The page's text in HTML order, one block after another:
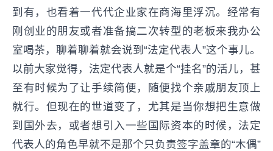
到有，也看着一代代企业家在商海里浮沉。经常有
刚创业的朋友或者准备搞二次转型的老板来我办公
室喝茶，聊着聊着就会说到“法定代表人”这个事儿。
以前大家觉得，法定代表人就是个“挂名”的活儿，甚
至有时候为了让手续简便，随便找个亲戚朋友顶上
就行。但现在的世道变了，尤其是当你想把生意做
到国外去，或者想引入一些国际资本的时候，法定
代表人的角色早就不是那个只负责签字盖章的“木偶”